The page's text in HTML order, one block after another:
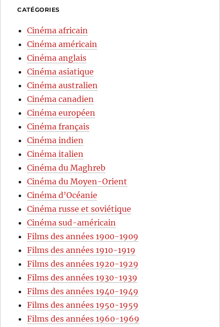
CATÉGORIES
Cinéma africain
Cinéma américain
Cinéma anglais
Cinéma asiatique
Cinéma australien
Cinéma canadien
Cinéma européen
Cinéma français
Cinéma indien
Cinéma italien
Cinéma du Maghreb
Cinéma du Moyen-Orient
Cinéma d’Océanie
Cinéma russe et soviétique
Cinéma sud-américain
Films des années 1900-1909
Films des années 1910-1919
Films des années 1920-1929
Films des années 1930-1939
Films des années 1940-1949
Films des années 1950-1959
Films des années 1960-1969